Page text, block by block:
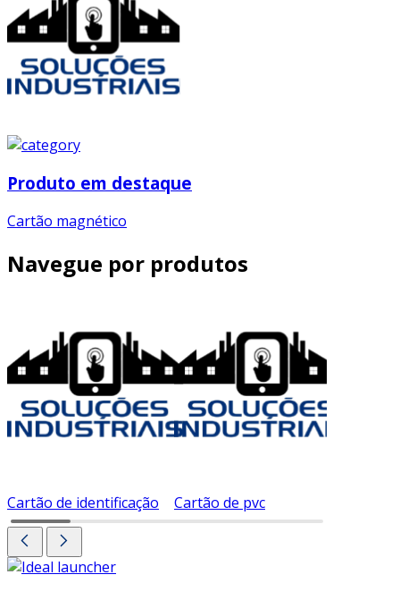
Produto em destaque
Cartão magnético
Navegue por produtos
Cartão de identificação Cartão de pvc